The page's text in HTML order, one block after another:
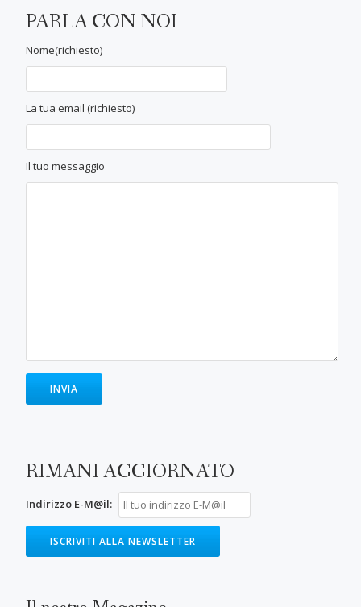
PARLA CON NOI
Nome(richiesto)
La tua email (richiesto)
Il tuo messaggio
RIMANI AGGIORNATO
Indirizzo E-M@il: